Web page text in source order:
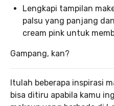
Lengkapi tampilan
palsu yang panjang
cream pink untuk
Gampang, kan?
Itulah beberapa inspirasi
bisa ditiru apabila kamu